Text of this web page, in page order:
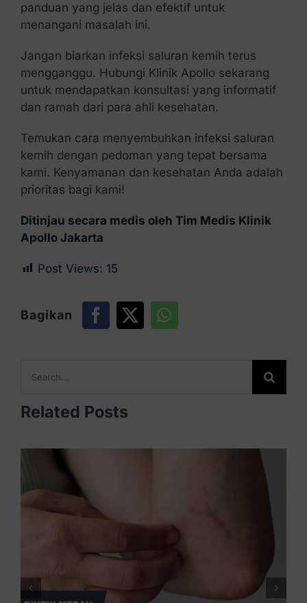
panduan yang jelas dan efektif untuk
menangani masalah ini.
Jangan biarkan infeksi saluran kemih terus
mengganggu. Hubungi Klinik Apollo sekarang
untuk mendapatkan konsultasi yang informatif
dan ramah dari para ahli kesehatan.
Temukan cara menyembuhkan infeksi saluran
kemih dengan pedoman yang tepat bersama
kami. Kenyamanan dan kesehatan Anda adalah
prioritas bagi kami!
Ditinjau secara medis oleh Tim Medis Klinik
Apollo Jakarta
Post Views: 15
Bagikan
for:
Related Posts